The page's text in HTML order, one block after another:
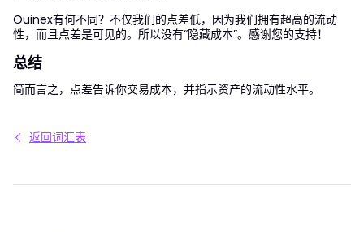
Ouinex有何不同？不仅我们的点差低，因为我们拥有超高的流动
性，而且点差是可见的。所以没有“隐藏成本”。感谢您的支持！
总结
简而言之，点差告诉你交易成本，并指示资产的流动性水平。
返回词汇表